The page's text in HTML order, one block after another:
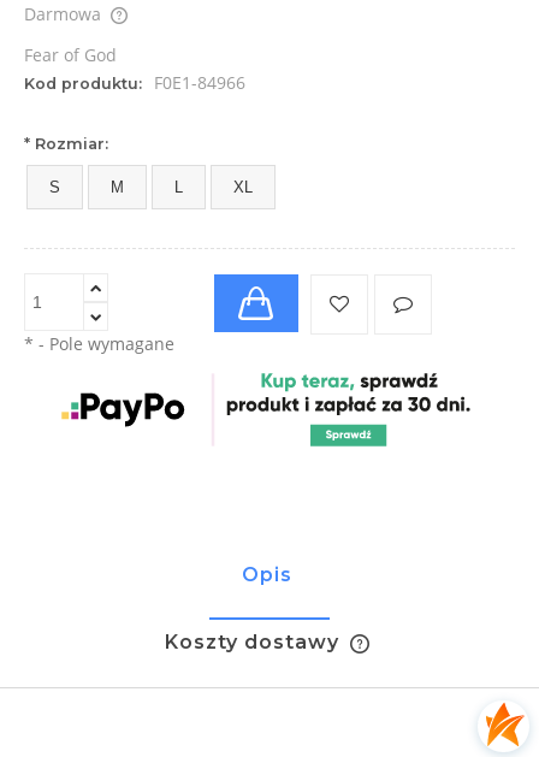
Darmowa
Cena nie zawiera ewentualnych kosztów płatności
Fear of God
Kod produktu: F0E1-84966
* Rozmiar:
S M XL
* - Pole wymagane
Opis
Koszty dostawy
Cena nie zawiera ewentualnych kosztów płatności